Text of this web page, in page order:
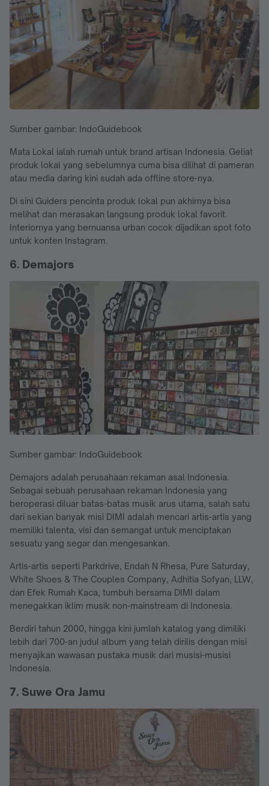
Sumber gambar: IndoGuidebook
Mata Lokal ialah rumah untuk brand artisan Indonesia. Geliat
produk lokal yang sebelumnya cuma bisa dilihat di pameran
atau media daring kini sudah ada offline store-nya.
Di sini Guiders pencinta produk lokal pun akhirnya bisa
melihat dan merasakan langsung produk lokal favorit.
Interiornya yang bernuansa urban cocok dijadikan spot foto
untuk konten Instagram.
6. Demajors
Sumber gambar: IndoGuidebook
Demajors adalah perusahaan rekaman asal Indonesia.
Sebagai sebuah perusahaan rekaman Indonesia yang
beroperasi diluar batas-batas musik arus utama, salah satu
dari sekian banyak misi DIMI adalah mencari artis-artis yang
memiliki talenta, visi dan semangat untuk menciptakan
sesuatu yang segar dan mengesankan.
Artis-artis seperti Parkdrive, Endah N Rhesa, Pure Saturday,
White Shoes & The Couples Company, Adhitia Sofyan, LLW,
dan Efek Rumah Kaca, tumbuh bersama DIMI dalam
menegakkan iklim musik non-mainstream di Indonesia.
Berdiri tahun 2000, hingga kini jumlah katalog yang dimiliki
lebih dari 700-an judul album yang telah dirilis dengan misi
menyajikan wawasan pustaka musik dari musisi-musisi
Indonesia.
7. Suwe Ora Jamu